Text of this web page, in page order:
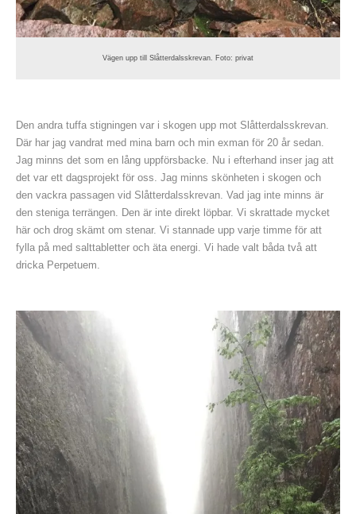
Vägen upp till Slåtterdalsskrevan. Foto: privat
Den andra tuffa stigningen var i skogen upp mot Slåtterdalsskrevan.
Där har jag vandrat med mina barn och min exman för 20 år sedan.
Jag minns det som en lång uppförsbacke. Nu i efterhand inser jag att
det var ett dagsprojekt för oss. Jag minns skönheten i skogen och
den vackra passagen vid Slåtterdalsskrevan. Vad jag inte minns är
den steniga terrängen. Den är inte direkt löpbar. Vi skrattade mycket
här och drog skämt om stenar. Vi stannade upp varje timme för att
fylla på med salttabletter och äta energi. Vi hade valt båda två att
dricka Perpetuem.